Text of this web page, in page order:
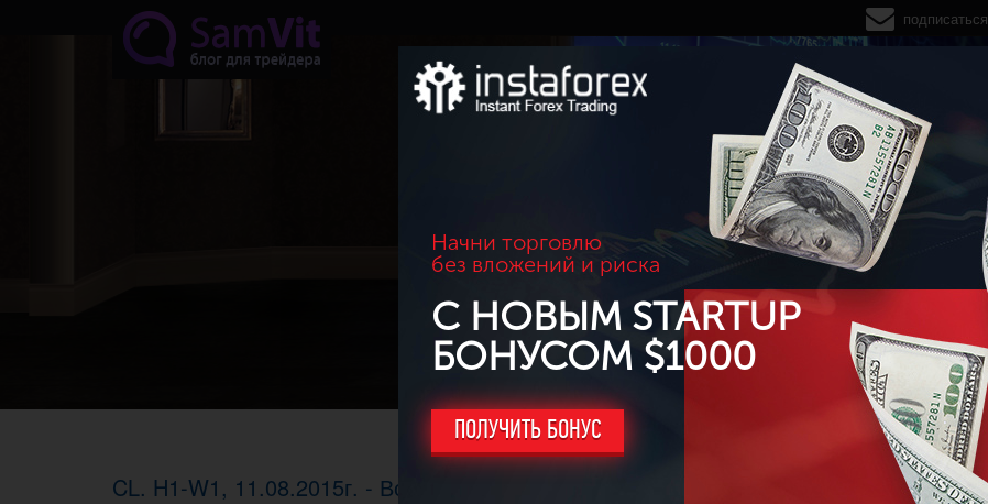
Перейти к основному содержанию
Начни торговлю
без вложений и риска
С НОВЫМ STARTUP
БОНУСОМ $1000
ПОЛУЧИТЬ БОНУС
подписаться
CL. H1-W1, 11.08.2015г. - Возобновление роста